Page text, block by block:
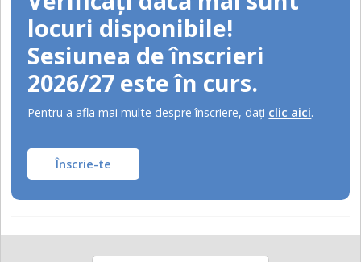
locuri disponibile!
Sesiunea de înscrieri
2026/27 este în curs.
Pentru a afla mai multe despre înscriere, daţi clic aici.
Înscrie-te